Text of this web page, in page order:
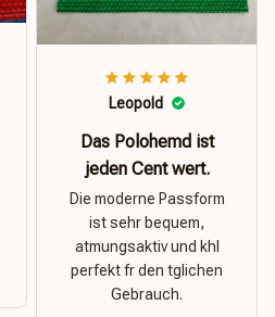
Leopold
Das Polohemd ist
jeden Cent wert.
Die moderne Passform
ist sehr bequem,
atmungsaktiv und khl
perfekt fr den tglichen
Gebrauch.